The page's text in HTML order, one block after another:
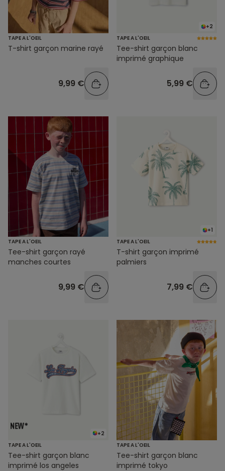
TAPE A L'OEIL
T-shirt garçon marine rayé
9,99 €
+2
TAPE A L'OEIL
Tee-shirt garçon blanc
imprimé graphique
5,99 €
TAPE A L'OEIL
Tee-shirt garçon rayé
manches courtes
9,99 €
+1
TAPE A L'OEIL
T-shirt garçon imprimé
palmiers
7,99 €
+2
TAPE A L'OEIL
Tee-shirt garçon blanc
imprimé los angeles
TAPE A L'OEIL
Tee-shirt garçon blanc
imprimé tokyo